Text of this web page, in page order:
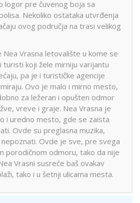
logor pre čuvenog boja sa
Nekoliko ostataka utvrđenja
ovog područja na trasi velikog
Nea Vrasna letovalište u kome se
turisti koji žele mirniju varijantu
pa je i turističke agencije
Ovo je malo i mirno mesto,
za ležeran i opušten odmor
vreve i graje. Nea Vrasna je
i uredno mesto, gde se zaista
Ovde su preglasna muzika,
Ovde je sve, pre svega
porodičnom odmoru, tako da nije
Vrasni susreće baš ovakav
tako i u šetnji ulicama mesta.